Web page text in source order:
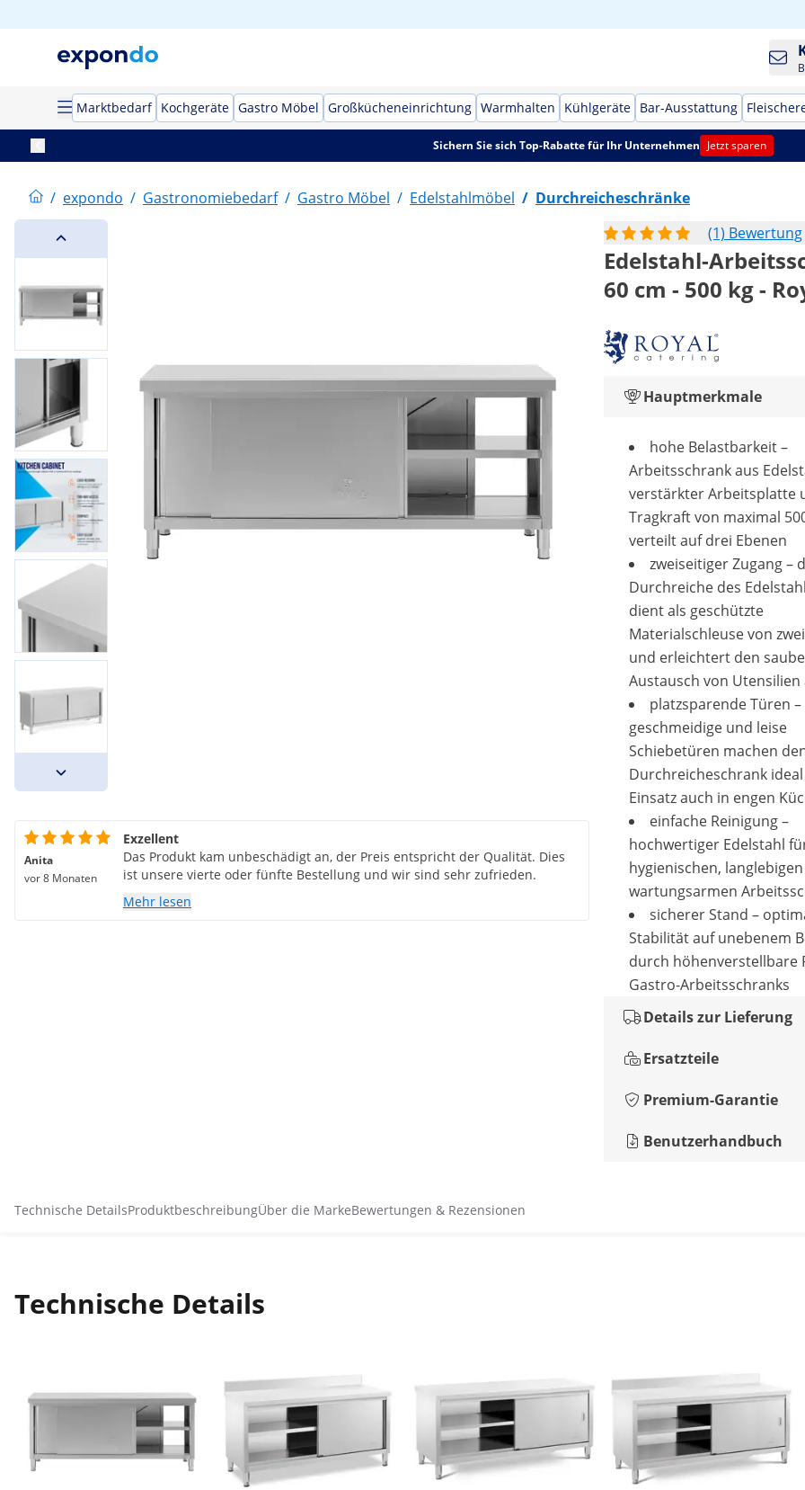
Marktbedarf Kochgeräte Gastro Möbel Großkücheneinrichtung Warmhalten Kühlgeräte Bar-Ausstattung
Sichern Sie sich Top-Rabatte für Ihr Unternehmen Jetzt sparen
/ expondo / Gastronomiebedarf / Gastro Möbel / Edelstahlmöbel / Durchreicheschränke
(1) Bewertung
Edelstahl-
60 cm - 500 kg -
Hauptmerkmale
hohe Belastbarkeit –
Arbeitsschrank aus
verstärkter Arbeitsplatte
Tragkraft von maximal
verteilt auf drei Ebenen
zweiseitiger Zugang –
Durchreiche des
dient als geschützte
Materialschleuse von
und erleichtert den
Austausch von
platzsparende Türen –
geschmeidige und leise
Schiebetüren machen
Durchreicheschrank
Einsatz auch in engen
einfache Reinigung –
hochwertiger Edelstahl
hygienischen,
wartungsarmen
sicherer Stand –
Stabilität auf unebenem
durch höhenverstellbare
Gastro-Arbeitsschranks
Details zur Lieferung
Ersatzteile
Premium-Garantie
Benutzerhandbuch
Anita
vor 8 Monaten
Exzellent
Das Produkt kam unbeschädigt an, der Preis entspricht der Qualität. Dies
ist unsere vierte oder fünfte Bestellung und wir sind sehr zufrieden.
Mehr lesen
Technische DetailsProduktbeschreibungÜber die MarkeBewertungen & Rezensionen
Technische Details